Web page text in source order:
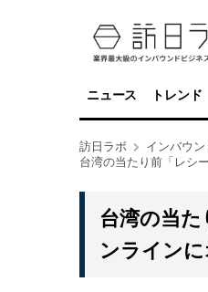
ニュース トレンド
訪日ラボ インバウ
台湾の当たり前「レシ
台湾の当
ンライン